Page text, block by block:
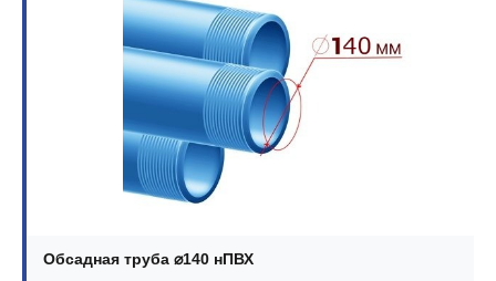
Обсадная труба ⌀140 нПВХ